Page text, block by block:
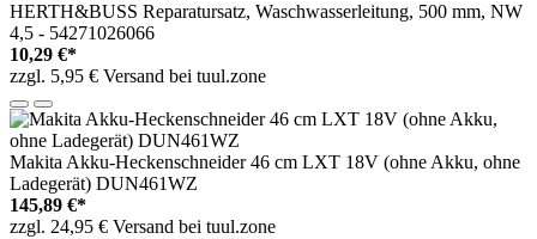
HERTH&BUSS Reparatursatz, Waschwasserleitung, 500 mm, NW
4,5 - 54271026066
10,29 €*
zzgl. 5,95 € Versand bei tuul.zone
Makita Akku-Heckenschneider 46 cm LXT 18V (ohne Akku, ohne
Ladegerät) DUN461WZ
145,89 €*
zzgl. 24,95 € Versand bei tuul.zone